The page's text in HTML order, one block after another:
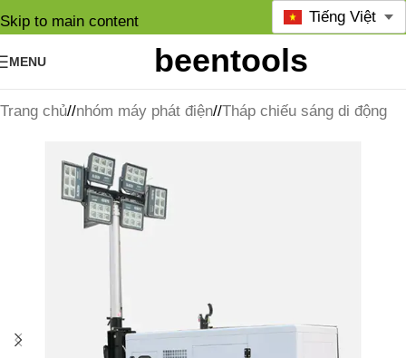
Skip to main content
MENU
Tiếng Việt
Trang chủ/ nhóm máy phát điện/ Tháp chiếu sáng di động